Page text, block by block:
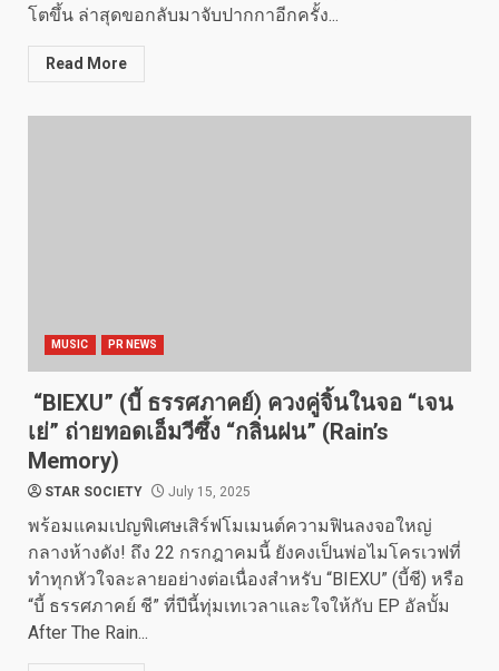
โตขึ้น ล่าสุดขอกลับมาจับปากกาอีกครั้ง...
Read More
MUSIC PR NEWS
“BIEXU” (บี้ ธรรศภาคย์) ควงคู่จิ้นในจอ “เจน
เย่” ถ่ายทอดเอ็มวีซึ้ง “กลิ่นฝน” (Rain’s
Memory)
STAR SOCIETY July 15, 2025
พร้อมแคมเปญพิเศษเสิร์ฟโมเมนต์ความฟินลงจอใหญ่
กลางห้างดัง! ถึง 22 กรกฎาคมนี้ ยังคงเป็นพ่อไมโครเวฟที่
ทำทุกหัวใจละลายอย่างต่อเนื่องสำหรับ “BIEXU” (บี้ชี) หรือ
“บี้ ธรรศภาคย์ ชี” ที่ปีนี้ทุ่มเทเวลาและใจให้กับ EP อัลบั้ม
After The Rain...